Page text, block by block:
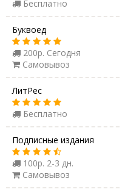
Бесплатно
Буквоед
200р. Сегодня
Самовывоз
ЛитРес
Бесплатно
Подписные издания
100р. 2-3 дн.
Самовывоз